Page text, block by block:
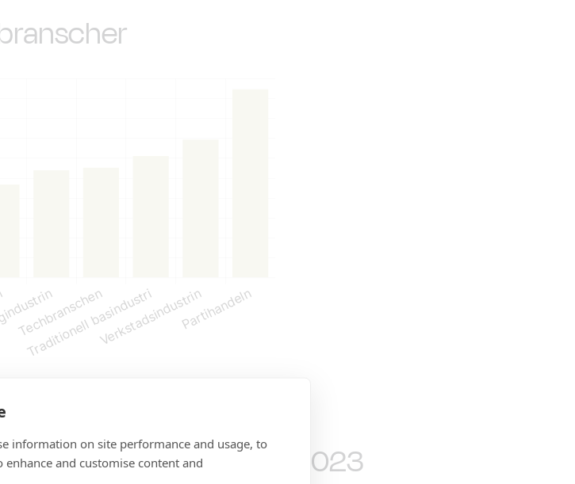
basindustri 1980-2023
information on site performance and usage, to
and customise content and